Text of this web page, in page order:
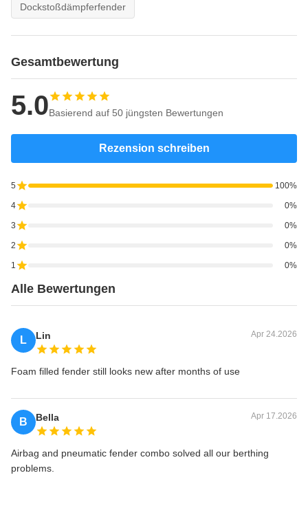
Dockstoßdämpferfender
Gesamtbewertung
5.0Basierend auf 50 jüngsten Bewertungen
Rezension schreiben
5 100%
4 0%
3 0%
2 0%
1 0%
Alle Bewertungen
L Lin Apr 24.2026
Foam filled fender still looks new after months of use
B Bella Apr 17.2026
Airbag and pneumatic fender combo solved all our berthing
problems.